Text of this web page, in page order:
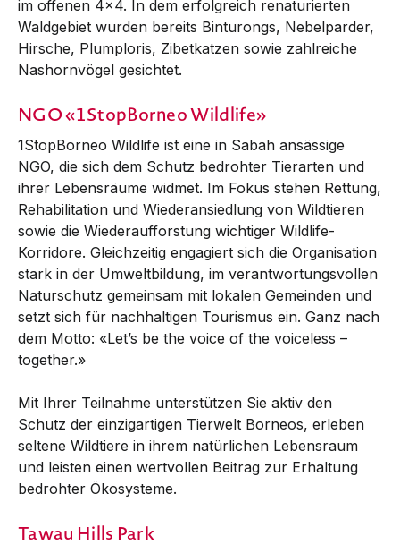
im offenen 4x4. In dem erfolgreich renaturierten
Waldgebiet wurden bereits Binturongs, Nebelparder,
Hirsche, Plumploris, Zibetkatzen sowie zahlreiche
Nashornvögel gesichtet.
NGO «1StopBorneo Wildlife»
1StopBorneo Wildlife ist eine in Sabah ansässige
NGO, die sich dem Schutz bedrohter Tierarten und
ihrer Lebensräume widmet. Im Fokus stehen Rettung,
Rehabilitation und Wiederansiedlung von Wildtieren
sowie die Wiederaufforstung wichtiger Wildlife-
Korridore. Gleichzeitig engagiert sich die Organisation
stark in der Umweltbildung, im verantwortungsvollen
Naturschutz gemeinsam mit lokalen Gemeinden und
setzt sich für nachhaltigen Tourismus ein. Ganz nach
dem Motto: «Let’s be the voice of the voiceless –
together.»
Mit Ihrer Teilnahme unterstützen Sie aktiv den
Schutz der einzigartigen Tierwelt Borneos, erleben
seltene Wildtiere in ihrem natürlichen Lebensraum
und leisten einen wertvollen Beitrag zur Erhaltung
bedrohter Ökosysteme.
Tawau Hills Park